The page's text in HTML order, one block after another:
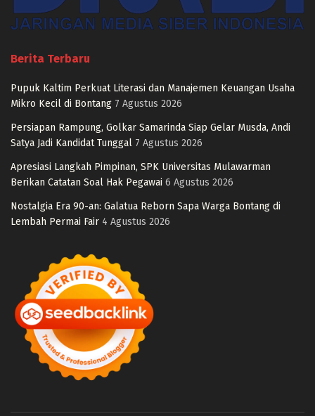
Berita Terbaru
Pupuk Kaltim Perkuat Literasi dan Manajemen Keuangan Usaha
Mikro Kecil di Bontang 7 Agustus 2026
Persiapan Rampung, Golkar Samarinda Siap Gelar Musda, Andi
Satya Jadi Kandidat Tunggal 7 Agustus 2026
Apresiasi Langkah Pimpinan, SPK Universitas Mulawarman
Berikan Catatan Soal Hak Pegawai 6 Agustus 2026
Nostalgia Era 90-an: Galatua Reborn Sapa Warga Bontang di
Lembah Permai Fair 4 Agustus 2026